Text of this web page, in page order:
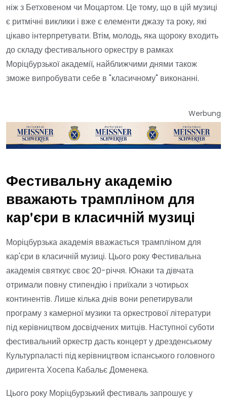
ніж з Бетховеном чи Моцартом. Це тому, що в цій музиці
є ритмічні виклики і вже є елементи джазу та року, які
цікаво інтерпретувати. Втім, молодь, яка щороку входить
до складу фестивального оркестру в рамках
Моріцбурзької академії, найближчими днями також
зможе випробувати себе в "класичному" виконанні.
Werbung
Фестивальну академію
вважають трампліном для
кар'єри в класичній музиці
Моріцбурзька академія вважається трампліном для
кар'єри в класичній музиці. Цього року Фестивальна
академія святкує своє 20-річчя. Юнаки та дівчата
отримали повну стипендію і приїхали з чотирьох
континентів. Лише кілька днів вони репетирували
програму з камерної музики та оркестрової літератури
під керівництвом досвідчених митців. Наступної суботи
фестивальний оркестр дасть концерт у дрезденському
Культурпаласті під керівництвом іспанського головного
диригента Хосепа Кабальє Доменека.
Цього року Моріцбурзький фестиваль запрошує у